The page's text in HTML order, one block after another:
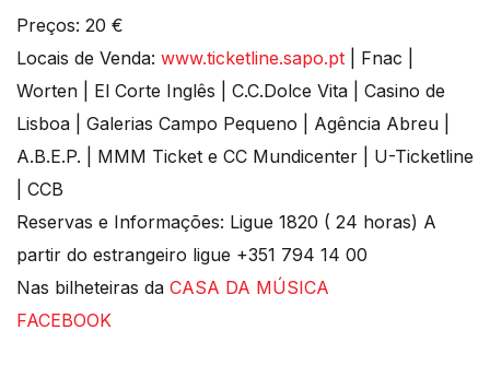
Preços: 20 €
Locais de Venda: www.ticketline.sapo.pt | Fnac |
Worten | El Corte Inglês | C.C.Dolce Vita | Casino de
Lisboa | Galerias Campo Pequeno | Agência Abreu |
A.B.E.P. | MMM Ticket e CC Mundicenter | U-Ticketline
| CCB
Reservas e Informações: Ligue 1820 ( 24 horas) A
partir do estrangeiro ligue +351 794 14 00
Nas bilheteiras da CASA DA MÚSICA
FACEBOOK